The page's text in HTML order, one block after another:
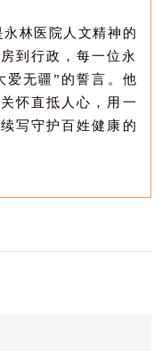
永林 医院人文精神的
到行政，每一位永
爱无疆” 的誓言 。 他
怀直抵人心，用一
写守护百姓健康的